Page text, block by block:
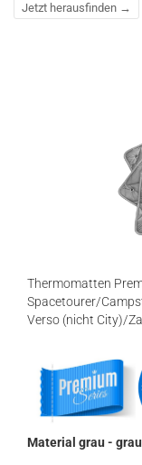
Jetzt herausfinden →
Thermomatten
Spacetourer/
Verso (nicht City)/
Material grau -